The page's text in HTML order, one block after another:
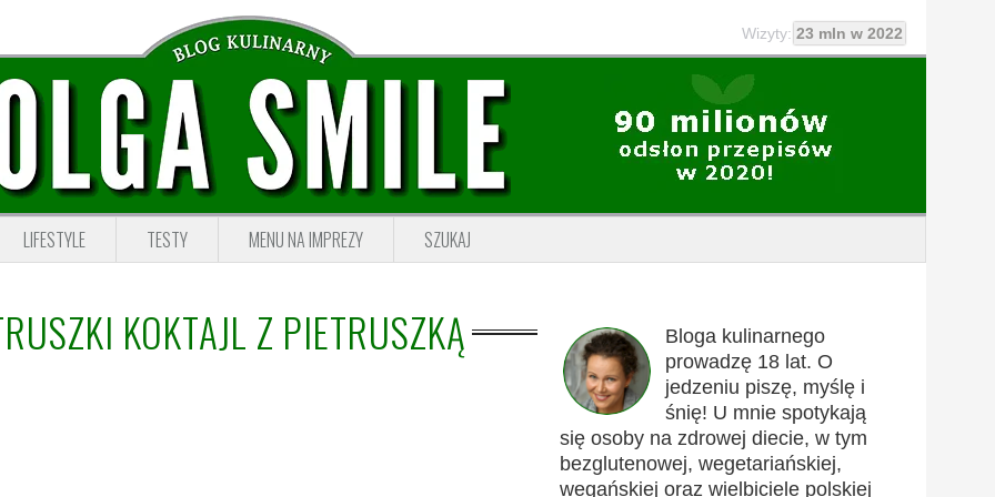
Wizyty: 23 mln w 2022
LIFESTYLE TESTY MENU NA IMPREZY SZUKAJ
KOKTAJL Z PIETRUSZKĄ
Bloga kulinarnego
prowadzę 18 lat. O
jedzeniu piszę, myślę i
śnię! U mnie spotykają
się osoby na zdrowej diecie, w tym
bezglutenowej, wegetariańskiej,
wegańskiej oraz wielbiciele polskiej